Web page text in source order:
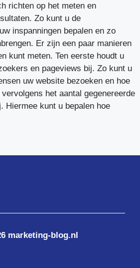
richten op het meten en
Zo kunt u de
inspanningen bepalen en zo
Er zijn een paar manieren
kunt meten. Ten eerste houdt u
en pageviews bij. Zo kunt u
uw website bezoeken en hoe
het aantal gegenereerde
Hiermee kunt u bepalen hoe
marketing-blog.nl